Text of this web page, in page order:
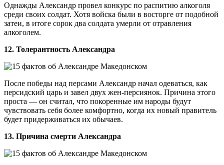
Однажды Александр провел конкурс по распитию алкоголя
среди своих солдат. Хотя войска были в восторге от подобной
затеи, в итоге сорок два солдата умерли от отравления
алкоголем.
12. Толерантность Александра
После победы над персами Александр начал одеваться, как
персидский царь и завел двух жен-персиянок. Причина этого
проста — он считал, что покоренные им народы будут
чувствовать себя более комфортно, когда их новый правитель
будет придерживаться их обычаев.
13. Причина смерти Александра